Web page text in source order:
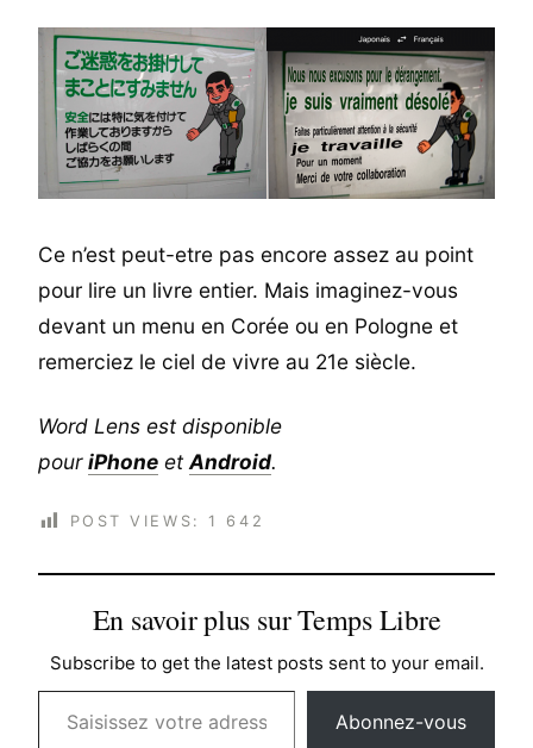
Ce n’est peut-etre pas encore assez au point
pour lire un livre entier. Mais imaginez-vous
devant un menu en Corée ou en Pologne et
remerciez le ciel de vivre au 21e siècle.
Word Lens est disponible
pouriPhone et Android.
POST VIEWS: 1 642
En savoir plus sur Temps Libre
Subscribe to get the latest posts sent to your email.
Saisissez votre adresse e-mail…
Abonnez-vous